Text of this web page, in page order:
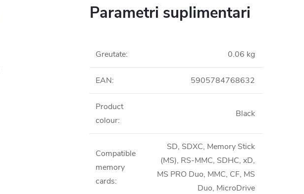
Parametri suplimentari
Greutate: 0.06 kg
EAN: 5905784768632
Product
colour:
Black
Compatible
memory
cards:
SD, SDXC, Memory Stick
(MS), RS-MMC, SDHC, xD,
MS PRO Duo, MMC, CF, MS
Duo, MicroDrive